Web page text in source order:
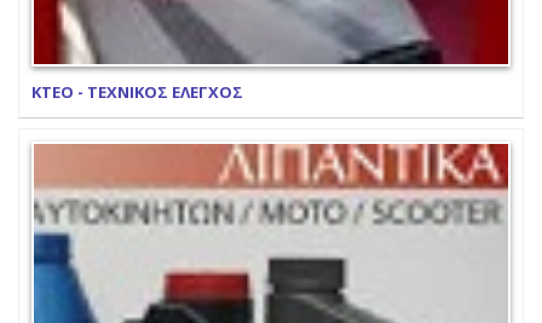
ΚΤΕΟ - ΤΕΧΝΙΚΟΣ ΕΛΕΓΧΟΣ